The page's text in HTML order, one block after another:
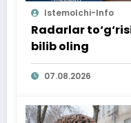
Istemolchi-Info
Radarlar
bilib oling
07.08.2026